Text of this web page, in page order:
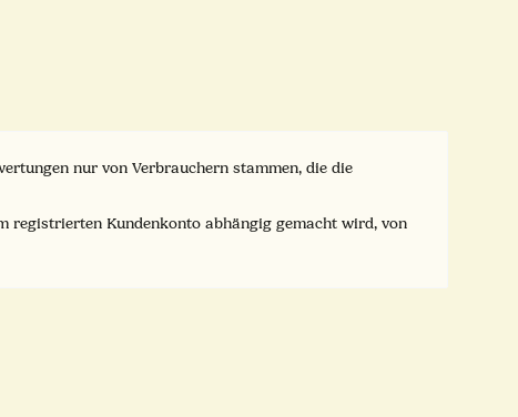
nur von Verbrauchern stammen, die die
registrierten Kundenkonto abhängig gemacht wird, von